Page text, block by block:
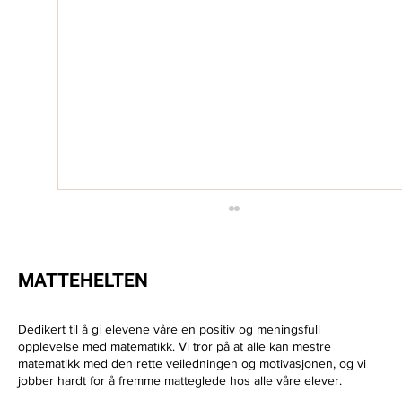
MATTEHELTEN
Dedikert til å gi elevene våre en positiv og meningsfull
opplevelse med matematikk. Vi tror på at alle kan mestre
matematikk med den rette veiledningen og motivasjonen, og vi
jobber hardt for å fremme matteglede hos alle våre elever.